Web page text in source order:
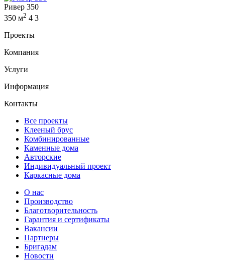
Ривер 350
350 м2 4 3
Проекты
Компания
Услуги
Информация
Контакты
Все проекты
Клееный брус
Комбинированные
Каменные дома
Авторские
Индивидуальный проект
Каркасные дома
О нас
Производство
Благотворительность
Гарантия и сертификаты
Вакансии
Партнеры
Бригадам
Новости